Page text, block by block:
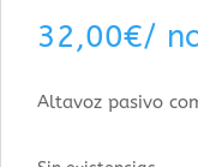
32,00€/
Altavoz pasivo